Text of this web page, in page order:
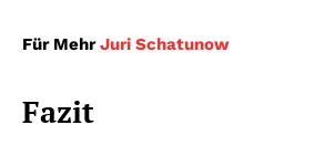
Für MehrJuri Schatunow
Fazit